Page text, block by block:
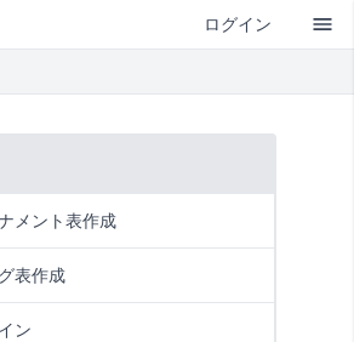
ログイン
メント表作成
表作成
ン